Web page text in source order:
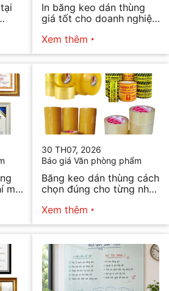
In băng keo dán thùng
giá tốt cho doanh nghiệp
Xem thêm
mà
30 TH07, 2026
Báo giá Văn phòng phẩm
Băng keo dán thùng cách
chọn đúng cho từng nhu
Xem thêm